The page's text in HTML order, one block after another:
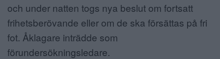
och under natten togs nya beslut om fortsatt
frihetsberövande eller om de ska försättas på fri
fot. Åklagare inträdde som
förundersökningsledare.